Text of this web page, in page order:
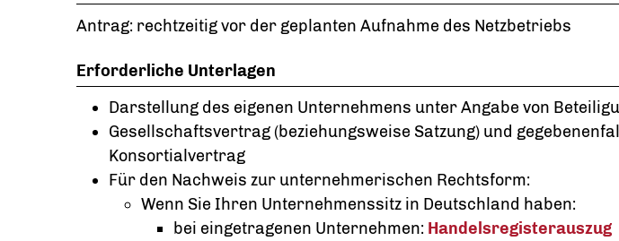
Antrag: rechtzeitig vor der geplanten Aufnahme des Netzbetriebs
Erforderliche Unterlagen
Darstellung des eigenen Unternehmens unter Angabe von
Gesellschaftsvertrag (beziehungsweise Satzung) und
Konsortialvertrag
Für den Nachweis zur unternehmerischen Rechtsform:
Wenn Sie Ihren Unternehmenssitz in Deutschland haben:
bei eingetragenen Unternehmen: Handelsregisterauszug